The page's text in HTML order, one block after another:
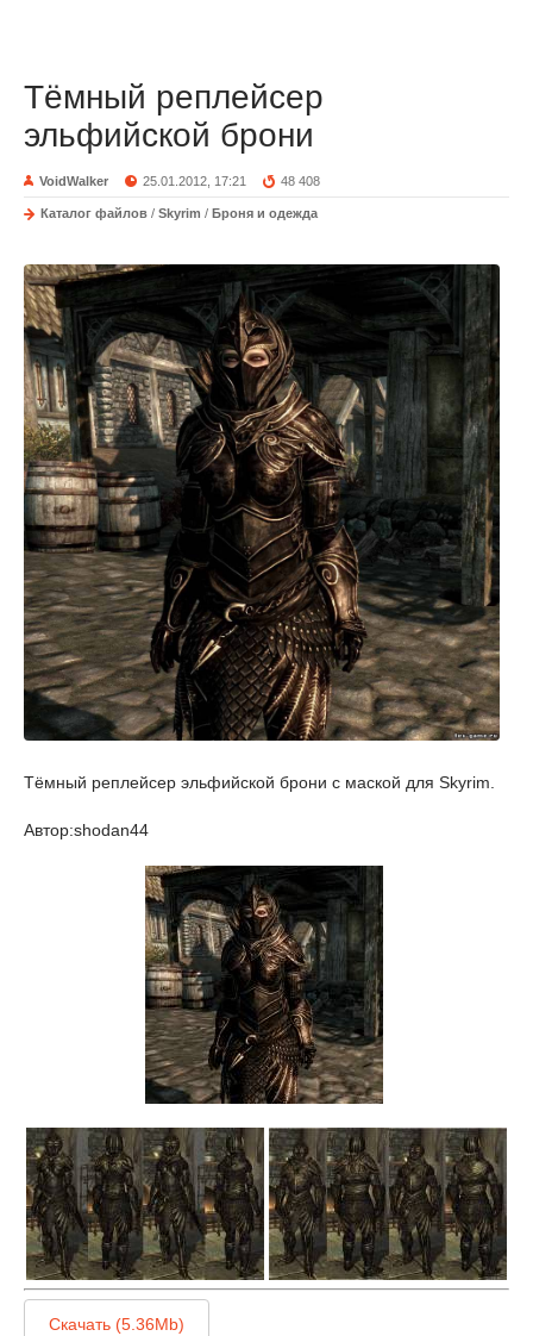
Тёмный реплейсер
эльфийской брони
VoidWalker 25.01.2012, 17:21 48 408
Каталог файлов / Skyrim / Броня и одежда
Тёмный реплейсер эльфийской брони с маской для Skyrim.
Автор:shodan44
Скачать (5.36Mb)